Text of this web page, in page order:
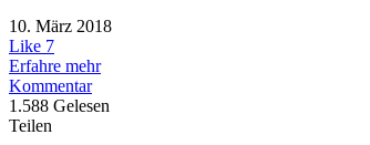
10. März 2018
Like 7
Erfahre mehr
Kommentar
1.588 Gelesen
Teilen